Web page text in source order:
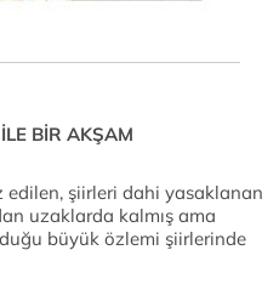
BİR AKŞAM
edilen, şiirleri dahi yasaklanan
uzaklarda kalmış ama
büyük özlemi şiirlerinde